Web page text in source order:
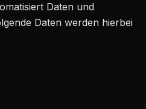
Daten und
Daten werden hierbei